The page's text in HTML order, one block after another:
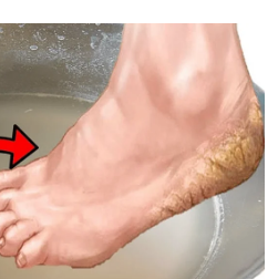
pegawai KKDW
rasmi ketika
Zahid
RCI Tabung Haji: BN
jika terbukti
-